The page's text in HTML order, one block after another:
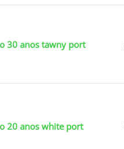
30 anos tawny port
20 anos white port